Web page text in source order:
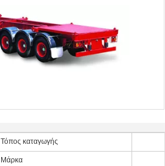
Τόπος καταγωγής
Μάρκα